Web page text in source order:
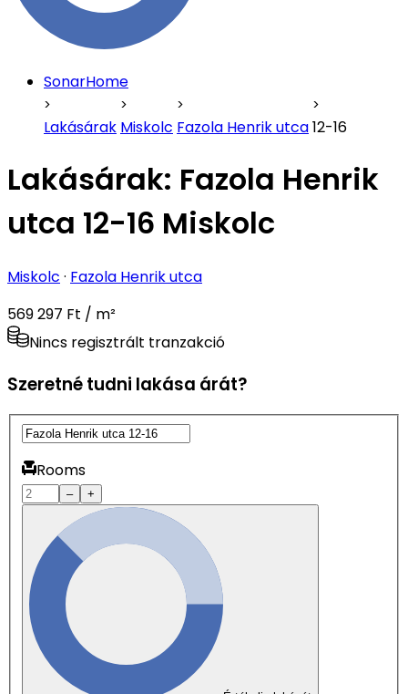
SonarHome
Lakásárak Miskolc Fazola Henrik utca12-16
Lakásárak: Fazola Henrik
utca 12-16 Miskolc
Miskolc · Fazola Henrik utca
569 297 Ft / m²
Nincs regisztrált tranzakció
Szeretné tudni lakása árát?
Rooms
– +